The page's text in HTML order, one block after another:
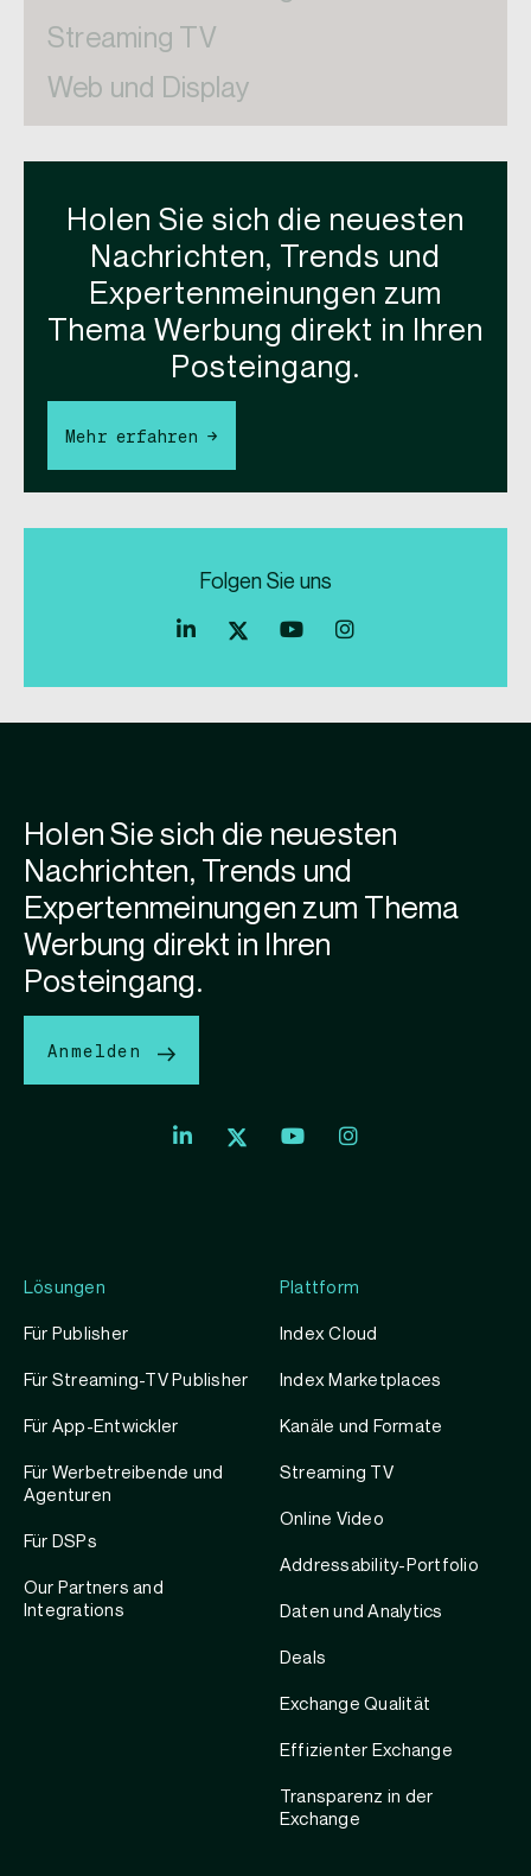
Streaming TV
Web und Display
Holen Sie sich die neuesten
Nachrichten, Trends und
Expertenmeinungen zum
Thema Werbung direkt in Ihren
Posteingang.
Mehr erfahren →
Folgen Sie uns
Lösungen
Für Publisher
Für Streaming-TV Publisher
Für App-Entwickler
Für Werbetreibende und
Agenturen
Für DSPs
Our Partners and
Integrations
Plattform
Index Cloud
Index Marketplaces
Kanäle und Formate
Streaming TV
Online Video
Addressability-Portfolio
Daten und Analytics
Deals
Exchange Qualität
Effizienter Exchange
Transparenz in der
Exchange
Holen Sie sich die neuesten
Nachrichten, Trends und
Expertenmeinungen zum Thema
Werbung direkt in Ihren
Posteingang.
Anmelden